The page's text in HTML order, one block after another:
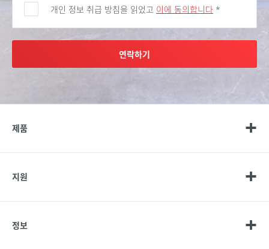
개인 정보 취급 방침을 읽었고 이에 동의합니다 *
연락하기
제품
지원
정보